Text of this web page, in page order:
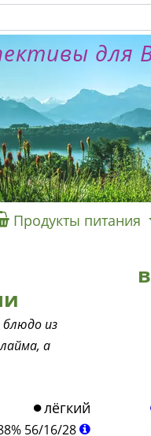
для
Продукты питания
блюдо из
а
лёгкий
56/16/28